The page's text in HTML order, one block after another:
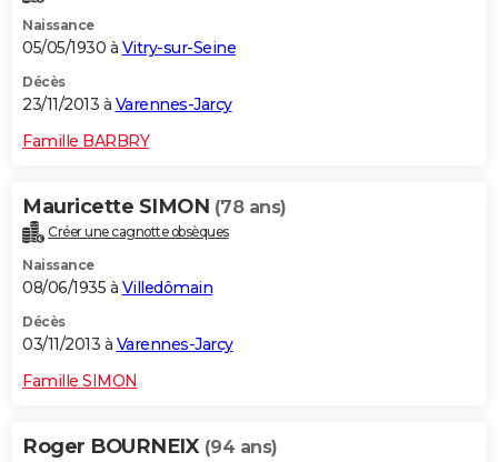
Naissance
05/05/1930 à Vitry-sur-Seine
Décès
23/11/2013 à Varennes-Jarcy
Famille BARBRY
Mauricette SIMON (78 ans)
Créer une cagnotte obsèques
Naissance
08/06/1935 à Villedômain
Décès
03/11/2013 à Varennes-Jarcy
Famille SIMON
Roger BOURNEIX (94 ans)